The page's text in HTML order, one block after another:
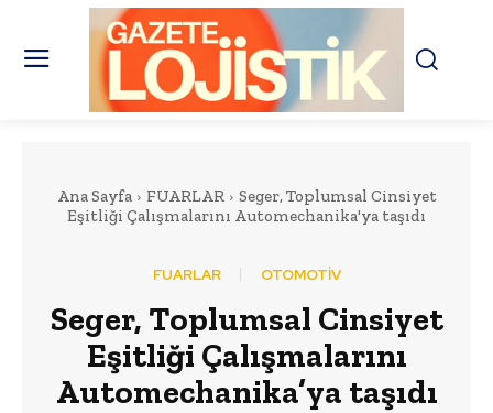
Ana Sayfa FUARLAR
Seger, Toplumsal Cinsiyet
Eşitliği Çalışmalarını Automechanika'ya taşıdı
FUARLAR OTOMOTİV
Seger, Toplumsal Cinsiyet
Eşitliği Çalışmalarını
Automechanika’ya taşıdı